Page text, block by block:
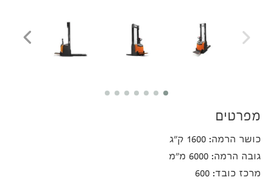
מפרטים
כושר הרמה: 1600 ק"ג
גובה הרמה: 6000 מ"מ
מרכז כובד: 600